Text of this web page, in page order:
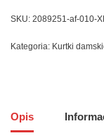
SKU: 2089251-af-010-
Kategoria: Kurtki
Opis